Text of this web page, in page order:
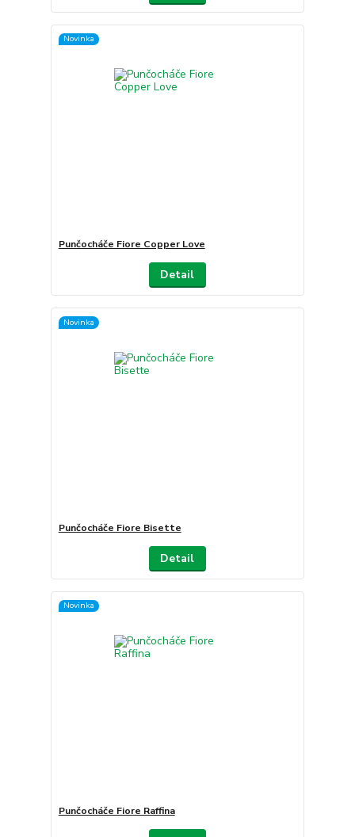
Novinka
Punčocháče Fiore Copper Love
Detail
Novinka
Punčocháče Fiore Bisette
Detail
Novinka
Punčocháče Fiore Raffina